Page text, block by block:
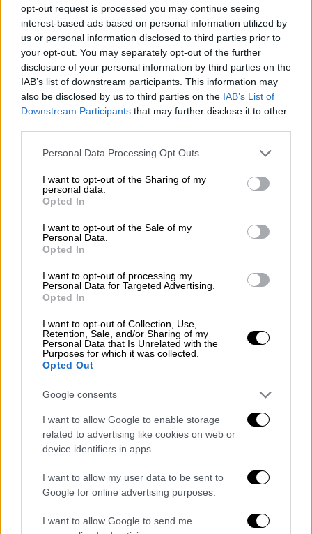
opt-out request is processed you may continue seeing
interest-based ads based on personal information utilized by
us or personal information disclosed to third parties prior to
your opt-out. You may separately opt-out of the further
disclosure of your personal information by third parties on the
IAB’s list of downstream participants. This information may
also be disclosed by us to third parties on the IAB’s List of
Downstream Participants that may further disclose it to other
Please note that this website/app uses one or more Google
not limited to your visit or usage behaviour. You may click to
grant or deny consent to Google and its third-party tags to
use your data for below specified purposes in below Google
consent section.
Personal Data Processing Opt Outs
I want to opt-out of the Sharing of my
personal data.
Opted In
I want to opt-out of the Sale of my
Personal Data.
Opted In
I want to opt-out of processing my
Personal Data for Targeted Advertising.
Opted In
I want to opt-out of Collection, Use,
Retention, Sale, and/or Sharing of my
Personal Data that Is Unrelated with the
Purposes for which it was collected.
Opted Out
Google consents
I want to allow Google to enable storage
related to advertising like cookies on web or
device identifiers in apps.
I want to allow my user data to be sent to
Google for online advertising purposes.
I want to allow Google to send me
Πολιτική|24.04.2021 17:00
Ο Άδωνις Γεωργιάδης έκανε
«επιθεώρηση» σε εμπορικά κέντρα
Τι είδε και τι διαπίστωσε ο υπουργός
Άδωνις Γεωργιάδης κατά την επίσκεψή του
σε Εμπορικά Κέντρα
Ελλάδα|24.04.2021 08:21
Ανοικτά από σήμερα mall, εκπτωτικά
χωριά, κέντρα αισθητικής με click inside
Οι αλλαγές που ισχύουν από το πρωί του
Σαββάτου 24 Απριλίου